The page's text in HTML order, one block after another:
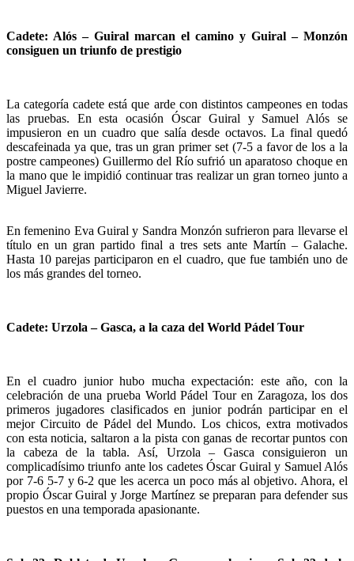
Cadete: Alós – Guiral marcan el camino y Guiral – Monzón
consiguen un triunfo de prestigio
La categoría cadete está que arde con distintos campeones en todas
las pruebas. En esta ocasión Óscar Guiral y Samuel Alós se
impusieron en un cuadro que salía desde octavos. La final quedó
descafeinada ya que, tras un gran primer set (7-5 a favor de los a la
postre campeones) Guillermo del Río sufrió un aparatoso choque en
la mano que le impidió continuar tras realizar un gran torneo junto a
Miguel Javierre.
En femenino Eva Guiral y Sandra Monzón sufrieron para llevarse el
título en un gran partido final a tres sets ante Martín – Galache.
Hasta 10 parejas participaron en el cuadro, que fue también uno de
los más grandes del torneo.
Cadete: Urzola – Gasca, a la caza del World Pádel Tour
En el cuadro junior hubo mucha expectación: este año, con la
celebración de una prueba World Pádel Tour en Zaragoza, los dos
primeros jugadores clasificados en junior podrán participar en el
mejor Circuito de Pádel del Mundo. Los chicos, extra motivados
con esta noticia, saltaron a la pista con ganas de recortar puntos con
la cabeza de la tabla. Así, Urzola – Gasca consiguieron un
complicadísimo triunfo ante los cadetes Óscar Guiral y Samuel Alós
por 7-6 5-7 y 6-2 que les acerca un poco más al objetivo. Ahora, el
propio Óscar Guiral y Jorge Martínez se preparan para defender sus
puestos en una temporada apasionante.